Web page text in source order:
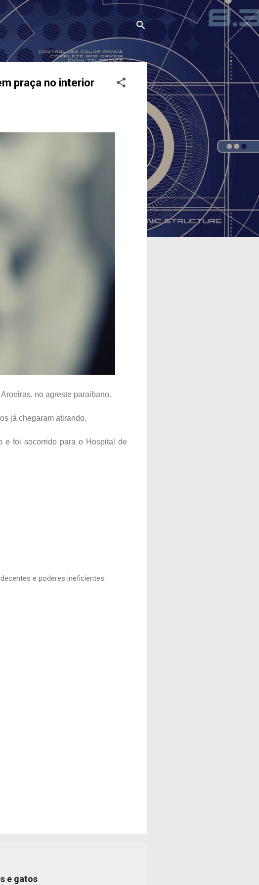
praça no interior
no agreste paraibano.
já chegaram atirando.
e foi socorrido para o Hospital de
e poderes ineficientes.
e gatos